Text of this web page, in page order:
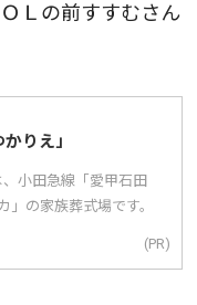
Ｌの前すすむさん
りえ」
小田急線「愛甲石田
の家族葬式場です。
(PR)